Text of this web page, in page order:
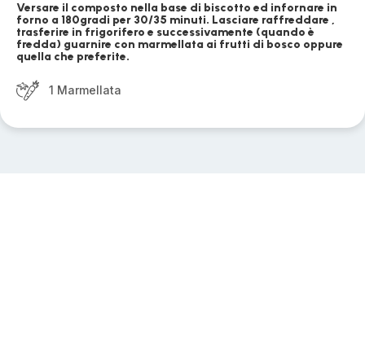
Versare il composto nella base di biscotto ed infornare in
forno a 180gradi per 30/35 minuti. Lasciare raffreddare ,
trasferire in frigorifero e successivamente (quando è
fredda) guarnire con marmellata ai frutti di bosco oppure
quella che preferite.
1 Marmellata